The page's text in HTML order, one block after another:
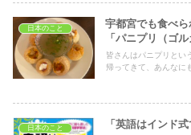
日本のこと
宇都宮でも食べ
「パニプリ（ゴル
皆さんはパニプリとい
帰ってきて、あんなに
日本のこと 「英語はインド